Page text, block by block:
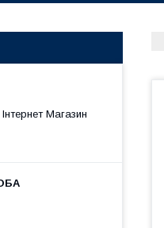
Магазин